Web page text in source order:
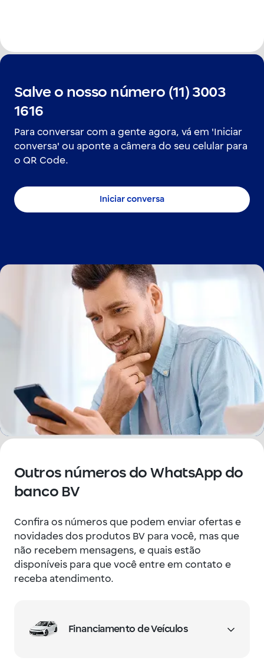
Salve o nosso número (11) 3003
1616
Para conversar com a gente agora, vá em 'Iniciar
conversa' ou aponte a câmera do seu celular para
o QR Code.
Iniciar conversa
Outros números do WhatsApp do
banco BV
Confira os números que podem enviar ofertas e
novidades dos produtos BV para você, mas que
não recebem mensagens, e quais estão
disponíveis para que você entre em contato e
receba atendimento.
Financiamento de Veículos